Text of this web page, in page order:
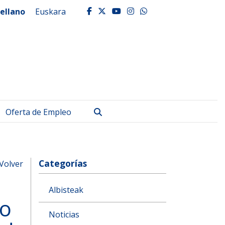
Euskara facebook
twitter
youtube
instagram
whatsapp
Oferta de Empleo
Categorías
Albisteak
Noticias